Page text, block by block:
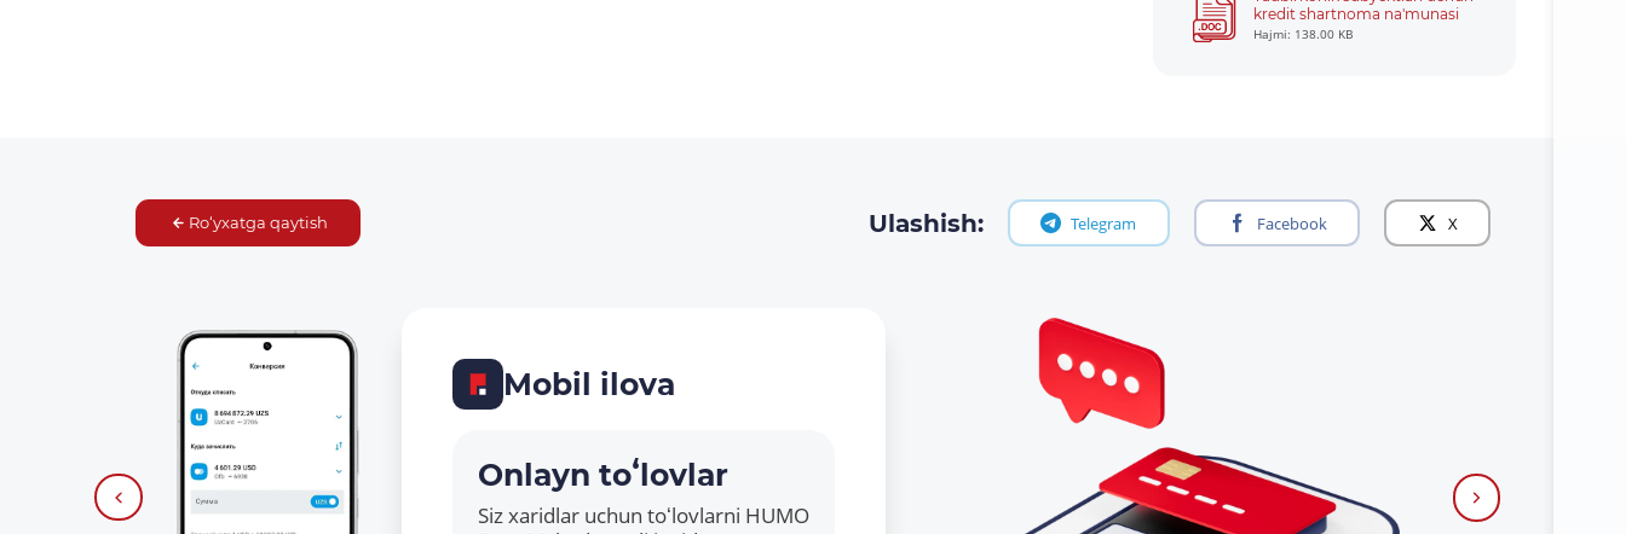
kredit shartnoma na'munasi
Hajmi: 138.00 KB
Ro‘yxatga qaytish Ulashish: Telegram Facebook X
Mobil ilova
Onlayn toʻlovlar
Siz xaridlar uchun toʻlovlarni HUMO